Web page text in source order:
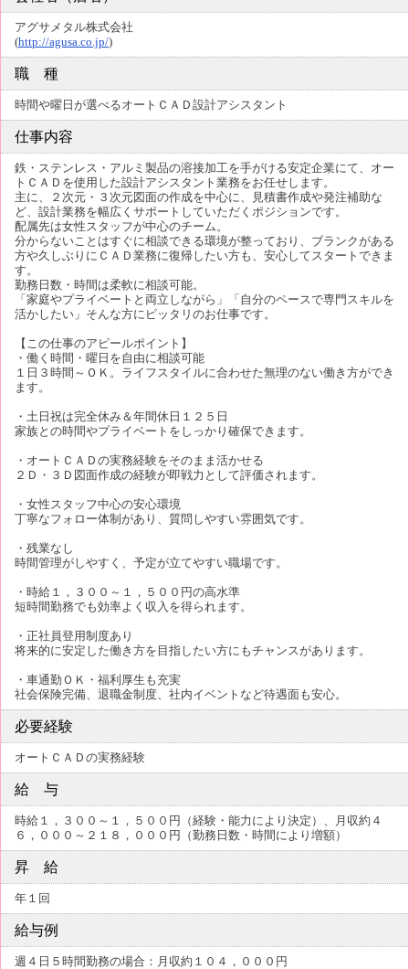
アグサメタル株式会社
(http://agusa.co.jp/)
職 種
時間や曜日が選べるオートＣＡＤ設計アシスタント
仕事内容
鉄・ステンレス・アルミ製品の溶接加工を手がける安定企業にて、オー
トＣＡＤを使用した設計アシスタント業務をお任せします。
主に、２次元・３次元図面の作成を中心に、見積書作成や発注補助な
ど、設計業務を幅広くサポートしていただくポジションです。
配属先は女性スタッフが中心のチーム。
分からないことはすぐに相談できる環境が整っており、ブランクがある
方や久しぶりにＣＡＤ業務に復帰したい方も、安心してスタートできま
す。
勤務日数・時間は柔軟に相談可能。
「家庭やプライベートと両立しながら」「自分のペースで専門スキルを
活かしたい」そんな方にピッタリのお仕事です。
【この仕事のアピールポイント】
・働く時間・曜日を自由に相談可能
１日３時間～ＯＫ。ライフスタイルに合わせた無理のない働き方ができ
ます。
・土日祝は完全休み＆年間休日１２５日
家族との時間やプライベートをしっかり確保できます。
・オートＣＡＤの実務経験をそのまま活かせる
２Ｄ・３Ｄ図面作成の経験が即戦力として評価されます。
・女性スタッフ中心の安心環境
丁寧なフォロー体制があり、質問しやすい雰囲気です。
・残業なし
時間管理がしやすく、予定が立てやすい職場です。
・時給１，３００～１，５００円の高水準
短時間勤務でも効率よく収入を得られます。
・正社員登用制度あり
将来的に安定した働き方を目指したい方にもチャンスがあります。
・車通勤ＯＫ・福利厚生も充実
社会保険完備、退職金制度、社内イベントなど待遇面も安心。
必要経験
オートＣＡＤの実務経験
給 与
時給１，３００～１，５００円（経験・能力により決定）、月収約４
６，０００～２１８，０００円（勤務日数・時間により増額）
昇 給
年１回
給与例
週４日５時間勤務の場合：月収約１０４，０００円